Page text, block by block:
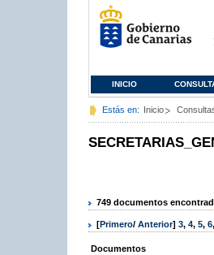
INICIO
Estás en: Inicio
749 documentos
[Primero/ Anterior] 3, 4, 5, 6,
Documentos